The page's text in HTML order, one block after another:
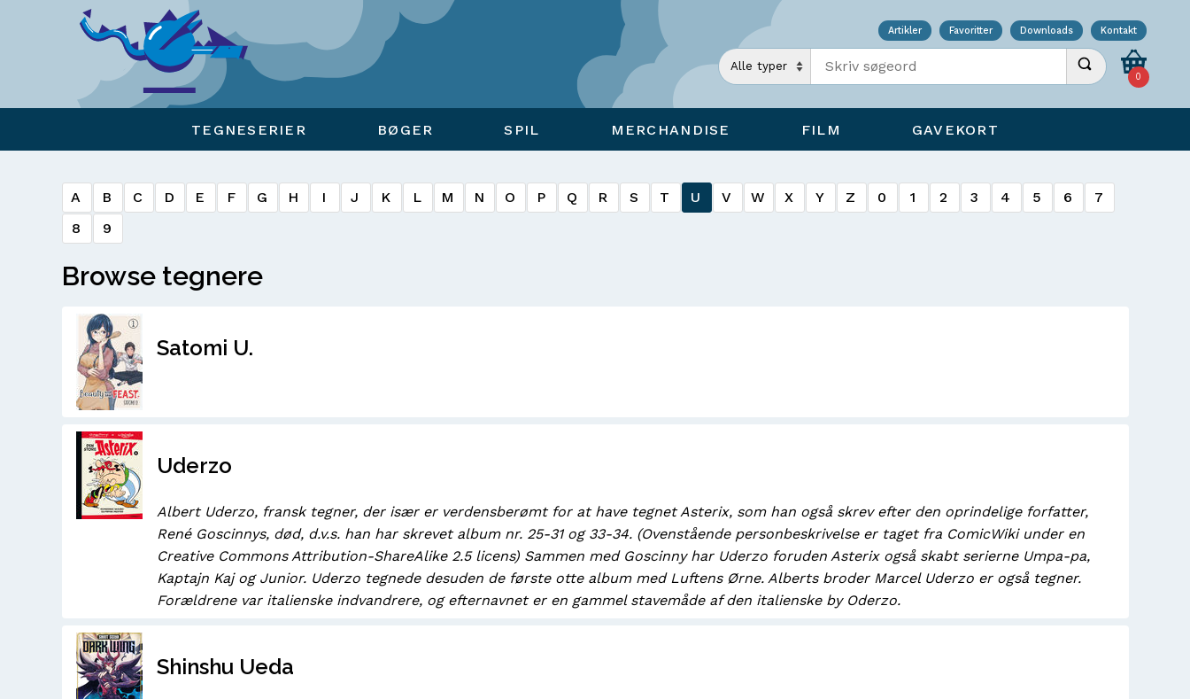
Artikler Favoritter Downloads Kontakt
Indtast søgeord Udfør søgning
0
TEGNESERIER BØGER SPIL MERCHANDISE FILM GAVEKORT
A B C D E F G H I J K L M N O P Q R S T U V W X Y Z 0 1 2 3 4 5 6
7
8
9
Browse tegnere
Satomi U.
Uderzo
Albert Uderzo, fransk tegner, der især er verdensberømt for at have tegnet Asterix, som han også skrev efter den oprindelige forfatter,
René Goscinnys, død, d.v.s. han har skrevet album nr. 25-31 og 33-34. (Ovenstående personbeskrivelse er taget fra ComicWiki under en
Creative Commons Attribution-ShareAlike 2.5 licens) Sammen med Goscinny har Uderzo foruden Asterix også skabt serierne Umpa-pa,
Kaptajn Kaj og Junior. Uderzo tegnede desuden de første otte album med Luftens Ørne. Alberts broder Marcel Uderzo er også tegner.
Forældrene var italienske indvandrere, og efternavnet er en gammel stavemåde af den italienske by Oderzo.
Shinshu Ueda
Viser overlay for indkøbskurv